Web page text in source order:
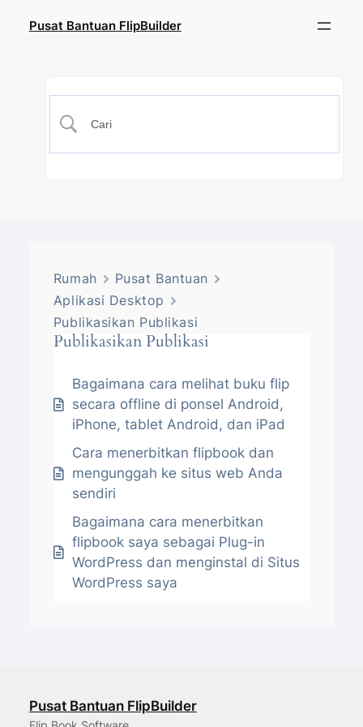
Pusat Bantuan FlipBuilder
Rumah
Pusat Bantuan
Aplikasi Desktop
Publikasikan Publikasi
Publikasikan Publikasi
Bagaimana cara melihat buku flip
secara offline di ponsel Android,
iPhone, tablet Android, dan iPad
Cara menerbitkan flipbook dan
mengunggah ke situs web Anda
sendiri
Bagaimana cara menerbitkan
flipbook saya sebagai Plug-in
WordPress dan menginstal di Situs
WordPress saya
Pusat Bantuan FlipBuilder